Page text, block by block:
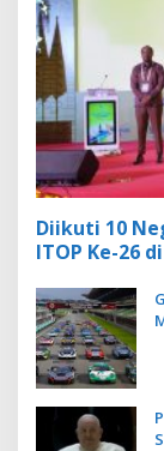
Diikuti 10
ITOP Ke-26